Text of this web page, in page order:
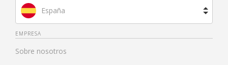
España
Francia
EMPRESA
Sobre nosotros